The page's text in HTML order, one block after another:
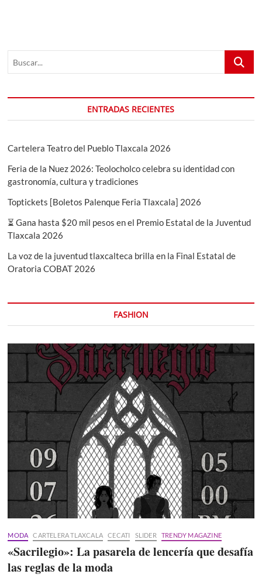
Tlaxcala
A2024
Buscar...
ENTRADAS RECIENTES
Cartelera Teatro del Pueblo Tlaxcala 2026
Feria de la Nuez 2026: Teolocholco celebra su identidad con
gastronomía, cultura y tradiciones
Toptickets [Boletos Palenque Feria Tlaxcala] 2026
⏳ Gana hasta $20 mil pesos en el Premio Estatal de la Juventud
Tlaxcala 2026
La voz de la juventud tlaxcalteca brilla en la Final Estatal de
Oratoria COBAT 2026
FASHION
MODA CARTELERA TLAXCALA CECATI SLIDER TRENDY MAGAZINE
«Sacrilegio»: La pasarela de lencería que desafía
las reglas de la moda